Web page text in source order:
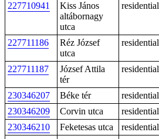
227710941
Kiss János
altábornagy
utca
residential
227711186
Réz József
utca
residential
227711187
József Attila
tér
residential
230346207 Béke tér
residential
230346209
Corvin utca
residential
230346210
Feketesas utca
residential